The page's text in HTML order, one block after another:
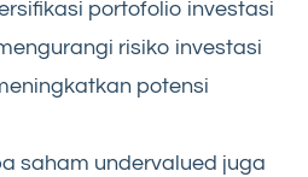
portofolio investasi
risiko investasi
potensi
saham undervalued juga